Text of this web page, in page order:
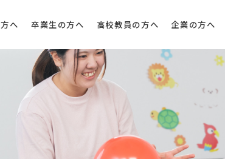
へ 卒業生の方へ 高校教員の方へ 企業の方へ